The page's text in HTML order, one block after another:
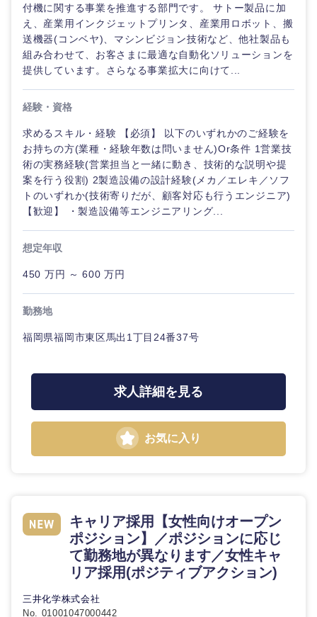
静岡県
付機に関する事業を推進する部門です。 サトー製品に加
え、産業用インクジェットプリンタ、産業用ロボット、搬
送機器(コンベヤ)、マシンビジョン技術など、他社製品も
組み合わせて、お客さまに最適な自動化ソリューションを
提供しています。さらなる事業拡大に向けて...
経験・資格
求めるスキル・経験 【必須】 以下のいずれかのご経験を
お持ちの方(業種・経験年数は問いません)Or条件 1営業技
術の実務経験(営業担当と一緒に動き、技術的な説明や提
案を行う役割) 2製造設備の設計経験(メカ／エレキ／ソフ
トのいずれか(技術寄りだが、顧客対応も行うエンジニア)
【歓迎】 ・製造設備等エンジニアリング...
想定年収
450 万円 ～ 600 万円
勤務地
福岡県福岡市東区馬出1丁目24番37号
求人詳細を見る
お気に入り
キャリア採用【女性向けオープン
ポジション】／ポジションに応じ
て勤務地が異なります／女性キャ
リア採用(ポジティブアクション)
三井化学株式会社
No. 01001047000442